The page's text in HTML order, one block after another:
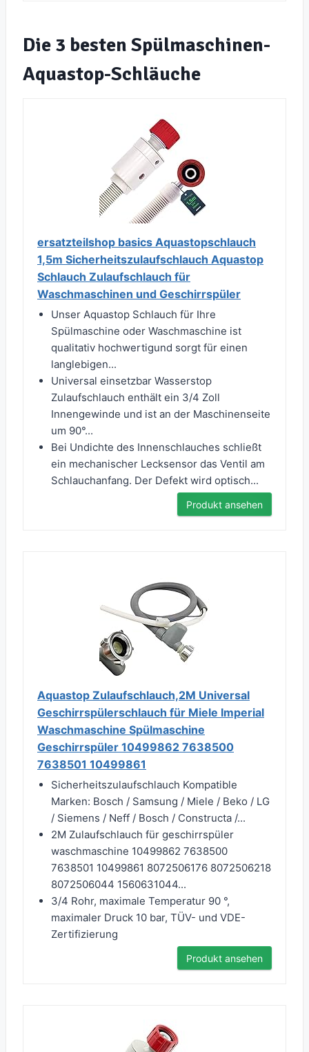
Die 3 besten Spülmaschinen-
Aquastop-Schläuche
ersatzteilshop basics Aquastopschlauch
1,5m Sicherheitszulaufschlauch Aquastop
Schlauch Zulaufschlauch für
Waschmaschinen und Geschirrspüler
Unser Aquastop Schlauch für Ihre
Spülmaschine oder Waschmaschine ist
qualitativ hochwertigund sorgt für einen
langlebigen...
Universal einsetzbar Wasserstop
Zulaufschlauch enthält ein 3/4 Zoll
Innengewinde und ist an der Maschinenseite
um 90°...
Bei Undichte des Innenschlauches schließt
ein mechanischer Lecksensor das Ventil am
Schlauchanfang. Der Defekt wird optisch...
Produkt ansehen
Aquastop Zulaufschlauch,2M Universal
Geschirrspülerschlauch für Miele Imperial
Waschmaschine Spülmaschine
Geschirrspüler 10499862 7638500
7638501 10499861
Sicherheitszulaufschlauch Kompatible
Marken: Bosch / Samsung / Miele / Beko / LG
/ Siemens / Neff / Bosch / Constructa /...
2M Zulaufschlauch für geschirrspüler
waschmaschine 10499862 7638500
7638501 10499861 8072506176 8072506218
8072506044 1560631044...
3/4 Rohr, maximale Temperatur 90 °,
maximaler Druck 10 bar, TÜV- und VDE-
Zertifizierung
Produkt ansehen